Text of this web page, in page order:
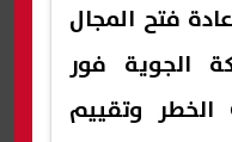
فتح المجال
الجوية فور
الخطر وتقييم